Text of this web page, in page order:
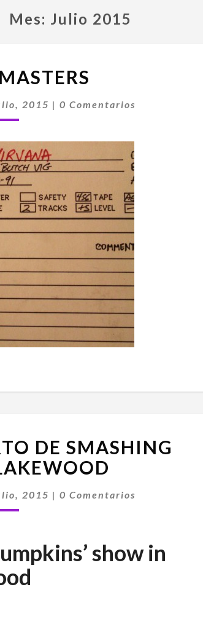
Mes: Julio 2015
2015 |Comentarios
0 Comentarios
DE SMASHING
2015 |Comentarios
0 Comentarios
show in